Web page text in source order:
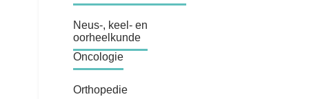
Neus-, keel- en
oorheelkunde
Oncologie
Orthopedie